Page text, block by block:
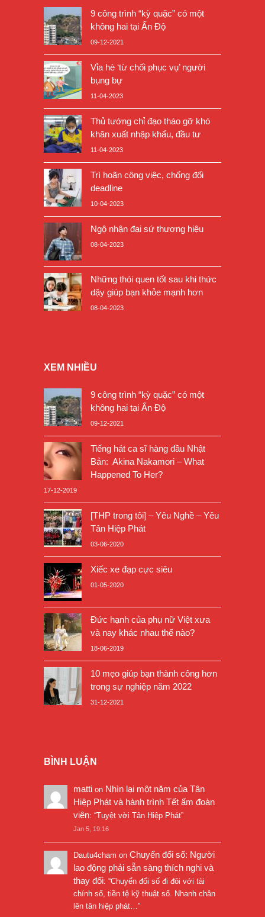
9 công trình “kỳ quặc” có một
không hai tại Ấn Độ
09-12-2021
Vỉa hè ‘từ chối phục vụ’ người
bụng bự
11-04-2023
Thủ tướng chỉ đạo tháo gỡ khó
khăn xuất nhập khẩu, đầu tư
11-04-2023
Trì hoãn công việc, chống đối
deadline
10-04-2023
Ngộ nhận đại sứ thương hiệu
08-04-2023
Những thói quen tốt sau khi thức
dậy giúp bạn khỏe mạnh hơn
08-04-2023
XEM NHIỀU
9 công trình “kỳ quặc” có một
không hai tại Ấn Độ
09-12-2021
Tiếng hát ca sĩ hàng đầu Nhật
Bản: Akina Nakamori – What
Happened To Her?
17-12-2019
[THP trong tôi] – Yêu Nghề – Yêu
Tân Hiệp Phát
03-06-2020
Xiếc xe đạp cực siêu
01-05-2020
Đức hạnh của phụ nữ Việt xưa
và nay khác nhau thế nào?
18-06-2019
10 mẹo giúp bạn thành công hơn
trong sự nghiệp năm 2022
31-12-2021
BÌNH LUẬN
matti on Nhìn lại một năm của Tân
Hiệp Phát và hành trình Tết ấm đoàn
viên: “Tuyệt vời Tân Hiệp Phát”
Jan 5, 19:16
Dautu4cham on Chuyển đổi số: Người
lao động phải sẵn sàng thích nghi và
thay đổi: “Chuyển đổi số đi đôi với tài
chính số, tiền tệ kỹ thuật số. Nhanh chân
lên tân hiệp phát… ”